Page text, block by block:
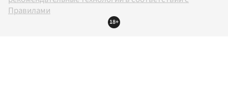
Правилами
18+